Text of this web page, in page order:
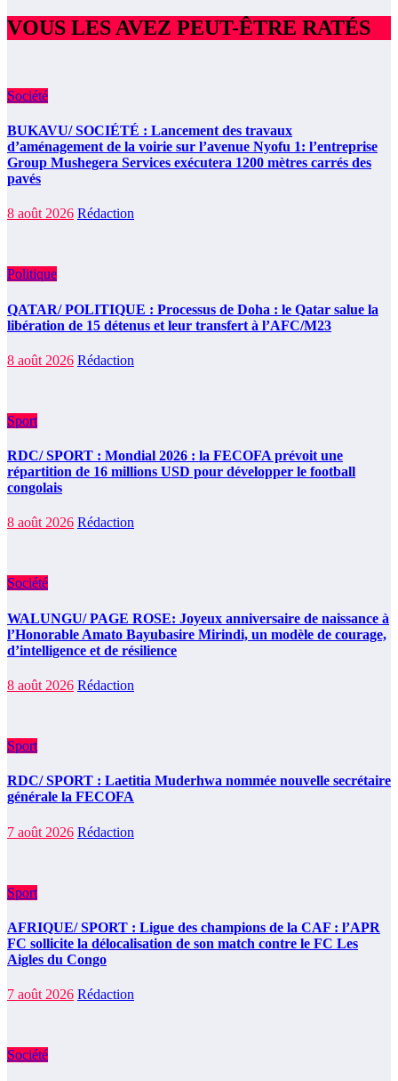
VOUS LES AVEZ PEUT-ÊTRE RATÉS
Société
BUKAVU/ SOCIÉTÉ : Lancement des travaux
d’aménagement de la voirie sur l’avenue Nyofu 1: l’entreprise
Group Mushegera Services exécutera 1200 mètres carrés des
pavés
8 août 2026 Rédaction
Politique
QATAR/ POLITIQUE : Processus de Doha : le Qatar salue la
libération de 15 détenus et leur transfert à l’AFC/M23
8 août 2026 Rédaction
Sport
RDC/ SPORT : Mondial 2026 : la FECOFA prévoit une
répartition de 16 millions USD pour développer le football
congolais
8 août 2026 Rédaction
Société
WALUNGU/ PAGE ROSE: Joyeux anniversaire de naissance à
l’Honorable Amato Bayubasire Mirindi, un modèle de courage,
d’intelligence et de résilience
8 août 2026 Rédaction
Sport
RDC/ SPORT : Laetitia Muderhwa nommée nouvelle secrétaire
générale la FECOFA
7 août 2026 Rédaction
Sport
AFRIQUE/ SPORT : Ligue des champions de la CAF : l’APR
FC sollicite la délocalisation de son match contre le FC Les
Aigles du Congo
7 août 2026 Rédaction
Société